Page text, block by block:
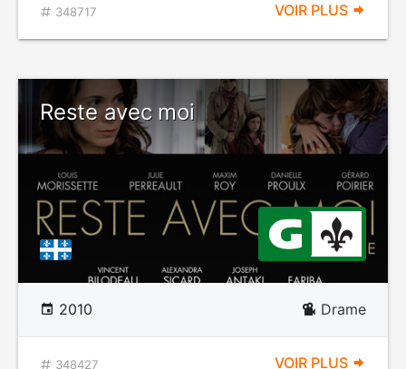
348717 VOIR PLUS
Reste avec moi
2010 Drame
348427 VOIR PLUS